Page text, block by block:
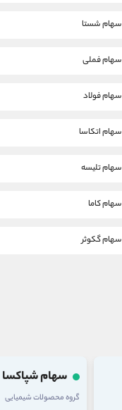
سهام شستا
سهام فملی
سهام فولاد
سهام اتکاسا
سهام تلیسه
سهام کاما
سهام گکوثر
سهام رمپنا
گروه خدمات فنی و مهندسی